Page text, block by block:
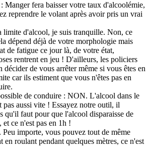
Manger fera baisser votre taux d'alcoolémie,
reprendre le volant après avoir pris un vrai
limite d'alcool, je suis tranquille. Non, ce
dépend déjà de votre morphologie mais
de fatigue ce jour là, de votre état,
rentrent en jeu ! D'ailleurs, les policiers
décider de vous arrêter même si vous êtes en
car ils estiment que vous n'êtes pas en
de conduire : NON. L'alcool dans le
pas aussi vite ! Essayez notre outil, il
qu'il faut pour que l'alcool disparaisse de
ce n'est pas en 1h !
Peu importe, vous pouvez tout de même
en roulant pendant quelques mètres, ce n'est